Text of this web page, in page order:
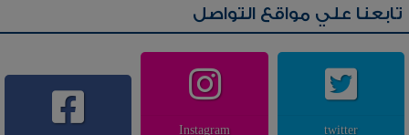
تابعنا علي مواقع التواصل
twitter
Instagram